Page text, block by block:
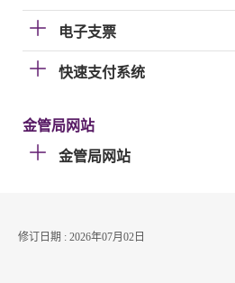
电子支票
快速支付系统
金管局网站
金管局网站
修订日期 : 2026年07月02日